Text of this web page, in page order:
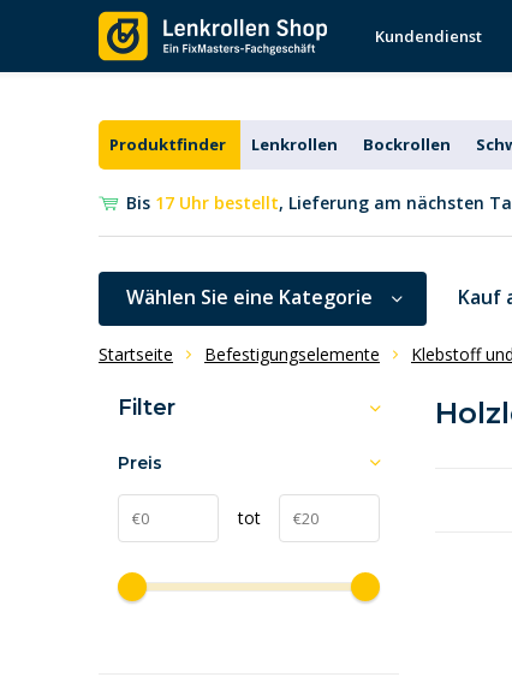
Kundendienst
Produktfinder Lenkrollen Bockrollen
Bis 17 Uhr bestellt, Lieferung am nächsten
Wählen Sie eine Kategorie Kauf
Startseite Befestigungselemente Klebstoff
Filter
Preis
tot